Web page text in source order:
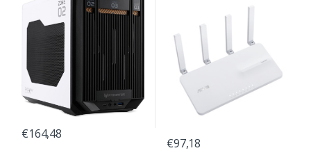
€164,48
€97,18